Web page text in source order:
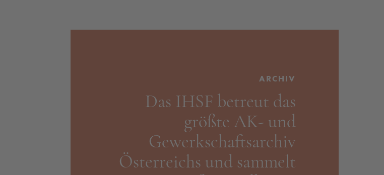
ARCHIV
Das IHSF betreut das
größte AK- und
Gewerkschafts­­­archiv
Österreichs und sammelt